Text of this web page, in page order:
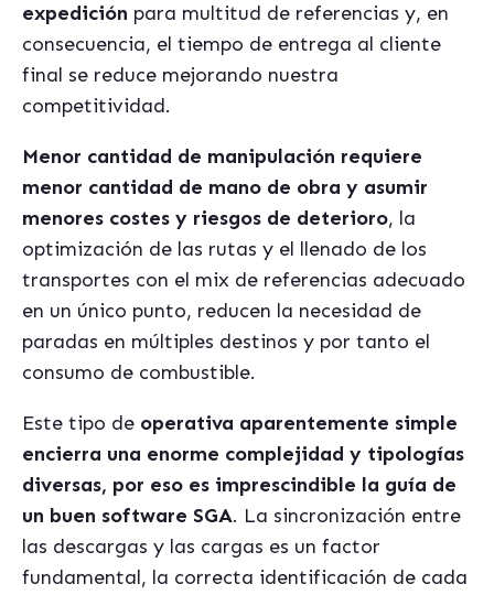
expedición para multitud de referencias y, en
consecuencia, el tiempo de entrega al cliente
final se reduce mejorando nuestra
competitividad.
Menor cantidad de manipulación requiere
menor cantidad de mano de obra y asumir
menores costes y riesgos de deterioro, la
optimización de las rutas y el llenado de los
transportes con el mix de referencias adecuado
en un único punto, reducen la necesidad de
paradas en múltiples destinos y por tanto el
consumo de combustible.
Este tipo de operativa aparentemente simple
encierra una enorme complejidad y tipologías
diversas, por eso es imprescindible la guía de
un buen software SGA. La sincronización entre
las descargas y las cargas es un factor
fundamental, la correcta identificación de cada